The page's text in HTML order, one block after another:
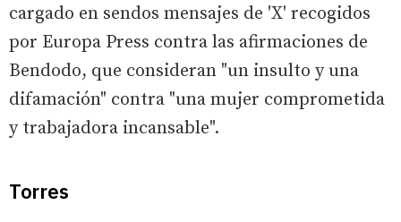
cargado en sendos mensajes de 'X' recogidos
por Europa Press contra las afirmaciones de
Bendodo, que consideran "un insulto y una
difamación" contra "una mujer comprometida
y trabajadora incansable".
Torres